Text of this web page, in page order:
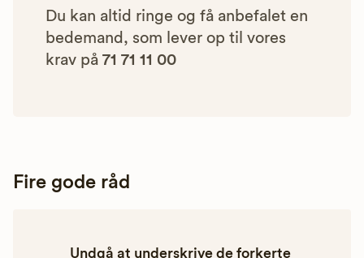
Du kan altid ringe og få anbefalet en
bedemand, som lever op til vores
krav på 71 71 11 00
Fire gode råd
Undgå at underskrive de forkerte